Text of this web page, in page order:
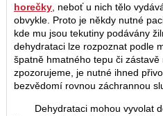
horečky , neboť u nich tělo
obvykle. Proto je někdy nutné
kde mu jsou tekutiny podávány
dehydrataci lze rozpoznat podle
špatně hmatného tepu či
zpozorujeme, je nutné ihned
bezvědomí rovnou záchrannou
Dehydrataci mohou vyvolat